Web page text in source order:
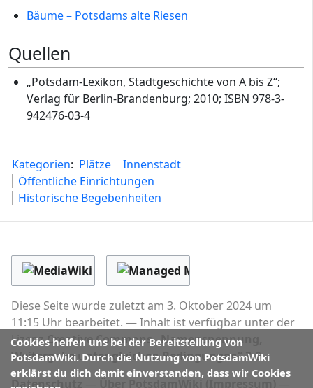
Bäume – Potsdams alte Riesen
Quellen
„Potsdam-Lexikon, Stadtgeschichte von A bis Z“;
Verlag für Berlin-Brandenburg; 2010; ISBN 978-3-
942476-03-4
Kategorien: Plätze
Innenstadt
Öffentliche Einrichtungen
Historische Begebenheiten
Cookies helfen uns bei der Bereitstellung von
PotsdamWiki. Durch die Nutzung von PotsdamWiki
erklärst du dich damit einverstanden, dass wir Cookies
Diese Seite wurde zuletzt am 3. Oktober 2024 um
11:15 Uhr bearbeitet.
Inhalt ist verfügbar unter der
LizenzCreative Commons „Namensnennung,
Weitergabe unter gleichen Bedingungen“ 3.0.
Datenschutz
Über PotsdamWiki (Impressum)